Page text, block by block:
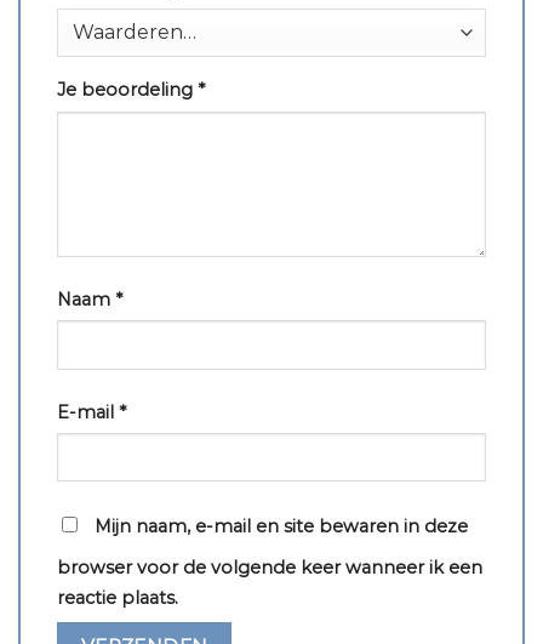
Je beoordeling *
Naam *
E-mail *
Mijn naam, e-mail en site bewaren in deze
browser voor de volgende keer wanneer ik een
reactie plaats.